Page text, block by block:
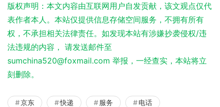
版权声明：本文内容由互联网用户自发贡献，该文观点仅代
表作者本人。本站仅提供信息存储空间服务，不拥有所有
权，不承担相关法律责任。如发现本站有涉嫌抄袭侵权/违
法违规的内容， 请发送邮件至
sumchina520@foxmail.com 举报，一经查实，本站将立
刻删除。
京东 快递 服务 电话